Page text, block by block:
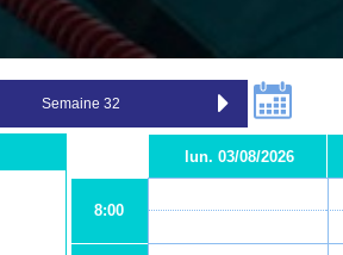
lun. 03/08/2026
8:00